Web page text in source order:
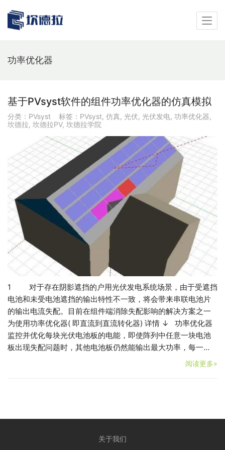
功率优化器
基于PVsyst软件的组件功率优化器的仿真模拟
分类： PVsyst 标签： PVsyst, 仿真, 光伏, 光伏发电, 功率优化器,
坎德拉, 坎德拉PV, 坎德拉学院
1 对于存在阴影遮挡的户用光伏发电系统场景，由于受遮挡
电池和未受电池遮挡的输出特性不一致，将会带来串联电池片
的输出电流失配。目前在组件端消除失配影响的解决方案之一
为使用功率优化器( 即直流到直流转化器) 详情 ↓ 功率优化器
监控并优化每块光伏电池板的电能，即使阵列中任意一块电池
板出现失配问题时，其他电池板仍然能输出最大功率，每一…
阅读更多»
关于我们